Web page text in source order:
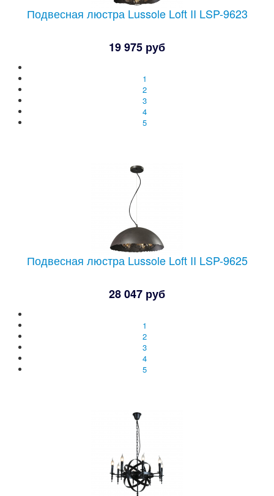
Подвесная люстра Lussole Loft II LSP-9623
19 975 руб
1
2
3
4
5
Подвесная люстра Lussole Loft II LSP-9625
28 047 руб
1
2
3
4
5